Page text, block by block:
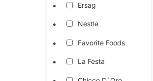
Ersag
Nestle
Favorite Foods
La Festa